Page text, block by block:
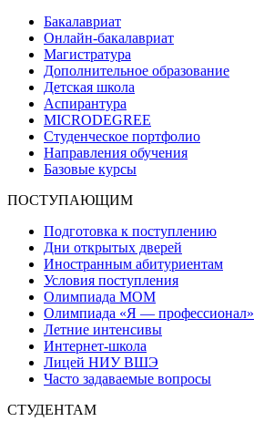
Бакалавриат
Онлайн-бакалавриат
Магистратура
Дополнительное образование
Детская школа
Аспирантура
MICRODEGREE
Студенческое портфолио
Направления обучения
Базовые курсы
ПОСТУПАЮЩИМ
Подготовка к поступлению
Дни открытых дверей
Иностранным абитуриентам
Условия поступления
Олимпиада МОМ
Олимпиада «Я — профессионал»
Летние интенсивы
Интернет-школа
Лицей НИУ ВШЭ
Часто задаваемые вопросы
СТУДЕНТАМ